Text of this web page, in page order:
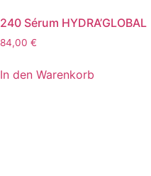
240 Sérum HYDRA’GLOBAL
84,00 €
In den Warenkorb